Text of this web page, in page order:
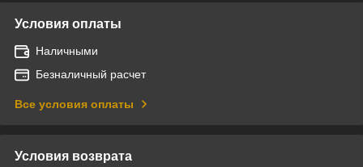
Условия оплаты
Наличными
Безналичный расчет
Все условия оплаты
Условия возврата